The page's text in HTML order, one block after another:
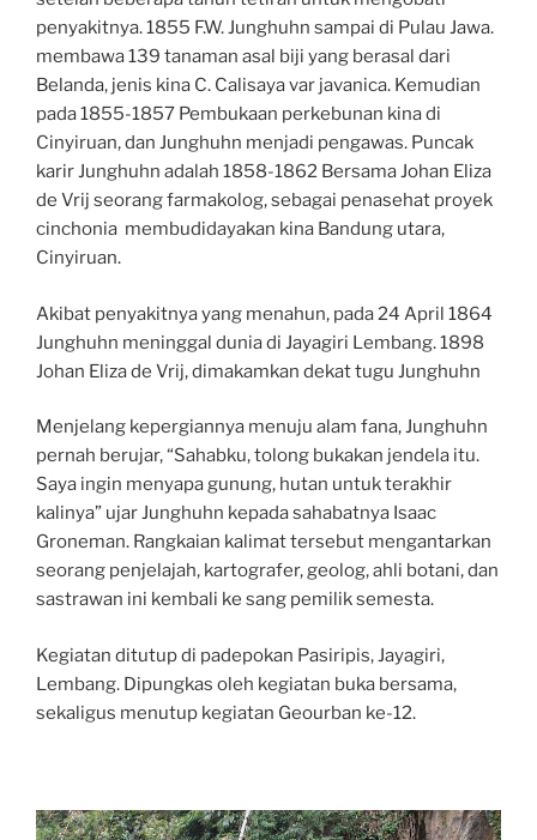
penyakitnya. 1855 F.W. Junghuhn sampai di Pulau Jawa.
membawa 139 tanaman asal biji yang berasal dari
Belanda, jenis kina C. Calisaya var javanica. Kemudian
pada 1855-1857 Pembukaan perkebunan kina di
Cinyiruan, dan Junghuhn menjadi pengawas. Puncak
karir Junghuhn adalah 1858-1862 Bersama Johan Eliza
de Vrij seorang farmakolog, sebagai penasehat proyek
cinchonia membudidayakan kina Bandung utara,
Cinyiruan.
Akibat penyakitnya yang menahun, pada 24 April 1864
Junghuhn meninggal dunia di Jayagiri Lembang. 1898
Johan Eliza de Vrij, dimakamkan dekat tugu Junghuhn
Menjelang kepergiannya menuju alam fana, Junghuhn
pernah berujar, “Sahabku, tolong bukakan jendela itu.
Saya ingin menyapa gunung, hutan untuk terakhir
kalinya” ujar Junghuhn kepada sahabatnya Isaac
Groneman. Rangkaian kalimat tersebut mengantarkan
seorang penjelajah, kartografer, geolog, ahli botani, dan
sastrawan ini kembali ke sang pemilik semesta.
Kegiatan ditutup di padepokan Pasiripis, Jayagiri,
Lembang. Dipungkas oleh kegiatan buka bersama,
sekaligus menutup kegiatan Geourban ke-12.